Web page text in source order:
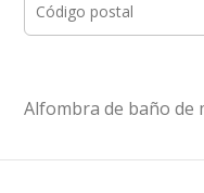
Alfombra de baño de